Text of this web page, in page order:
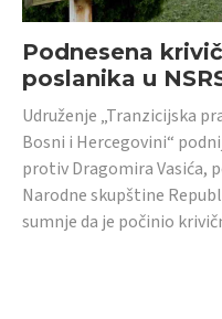
Podnesena
poslanika u
Udruženje „Tranzicijska
Bosni i Hercegovini“
protiv Dragomira Vasića,
Narodne skupštine
sumnje da je počinio